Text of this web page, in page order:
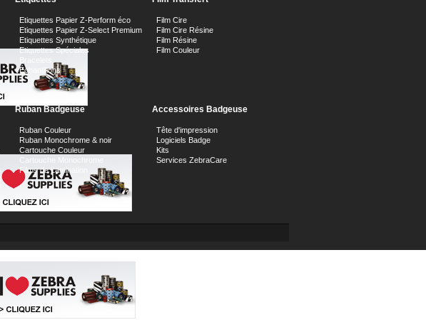
Etiquettes Papier Z-Perform éco
Etiquettes Papier Z-Select Premium
Etiquettes Synthétique
Etiquettes Spéciales
Bracelets
Échantillons
Film Cire
Film Cire Résine
Film Résine
Film Couleur
Ruban Badgeuse
Ruban Couleur
Ruban Monochrome & noir
Cartouche Couleur
Cartouche Monochrome
Films de Lamination
Accessoires Badgeuse
Tête d'impression
Logiciels Badge
Kits
Services ZebraCare